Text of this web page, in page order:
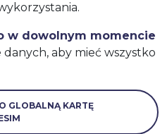
w dowolnym momencie
aby mieć wszystko
GLOBALNĄ KARTĘ